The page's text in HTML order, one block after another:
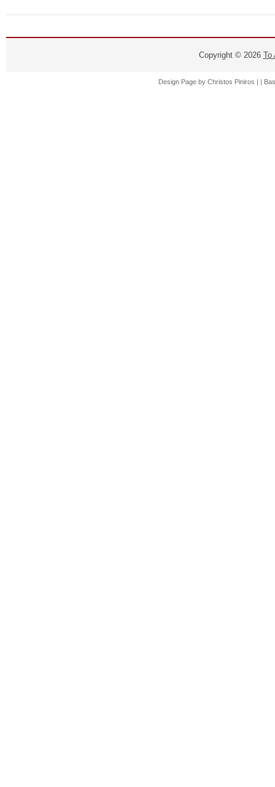
Copyright © 2026 Το
Design Page by Christos Piniros | |